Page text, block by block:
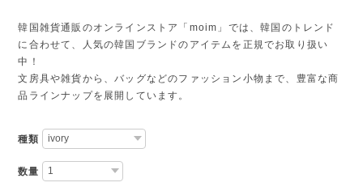
韓国雑貨通販のオンラインストア「moim」では、韓国のトレンド
に合わせて、人気の韓国ブランドのアイテムを正規でお取り扱い
中！
文房具や雑貨から、バッグなどのファッション小物まで、豊富な商
品ラインナップを展開しています。
種類
数量